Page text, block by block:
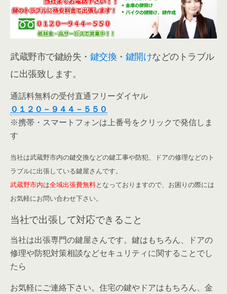
武蔵野市で鍵紛失・ 鍵交換 ・ 鍵開けなどのトラブル
に出張致します。
通話料無料の受付直通フリーダイヤル
０１２０－９４４－５５０
※携帯・スマートフォンは上番号をクリックで発信しま
す
当社は武蔵野市内の鍵交換などの鍵工事や防犯、ドアの修理などのト
ラブルに出張している鍵屋さんです。
武蔵野市内は全域出張費無料となっておりますので、お困りの際には
お気軽にお問い合わせ下さい。
当社で出張して対応できること
当社は出張専門の鍵屋さんです。鍵はもちろん、ドアの
修理や防犯対策相談などセキュリティに関することでし
たら
お気軽にご連絡下さい。住宅の鍵やドアはもちろん、金